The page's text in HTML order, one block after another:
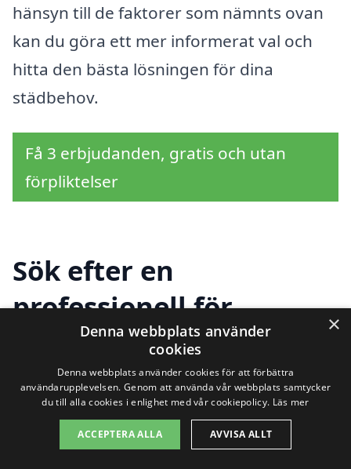
hänsyn till de faktorer som nämnts ovan
kan du göra ett mer informerat val och
hitta den bästa lösningen för dina
städbehov.
Få 3 erbjudanden, gratis och utan
förpliktelser
Sök efter en
professionell för
trappstädning i andra
städer nära Klippans
bruk
×
Denna webbplats använder
cookies
Denna webbplats använder cookies för att förbättra
användarupplevelsen. Genom att använda vår webbplats samtycker
du till alla cookies i enlighet med vår cookiepolicy. Läs mer
ACCEPTERA ALLA AVVISA ALLT